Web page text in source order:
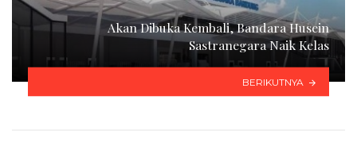
Akan Dibuka Kembali, Bandara Husein
Sastranegara Naik Kelas
BERIKUTNYA